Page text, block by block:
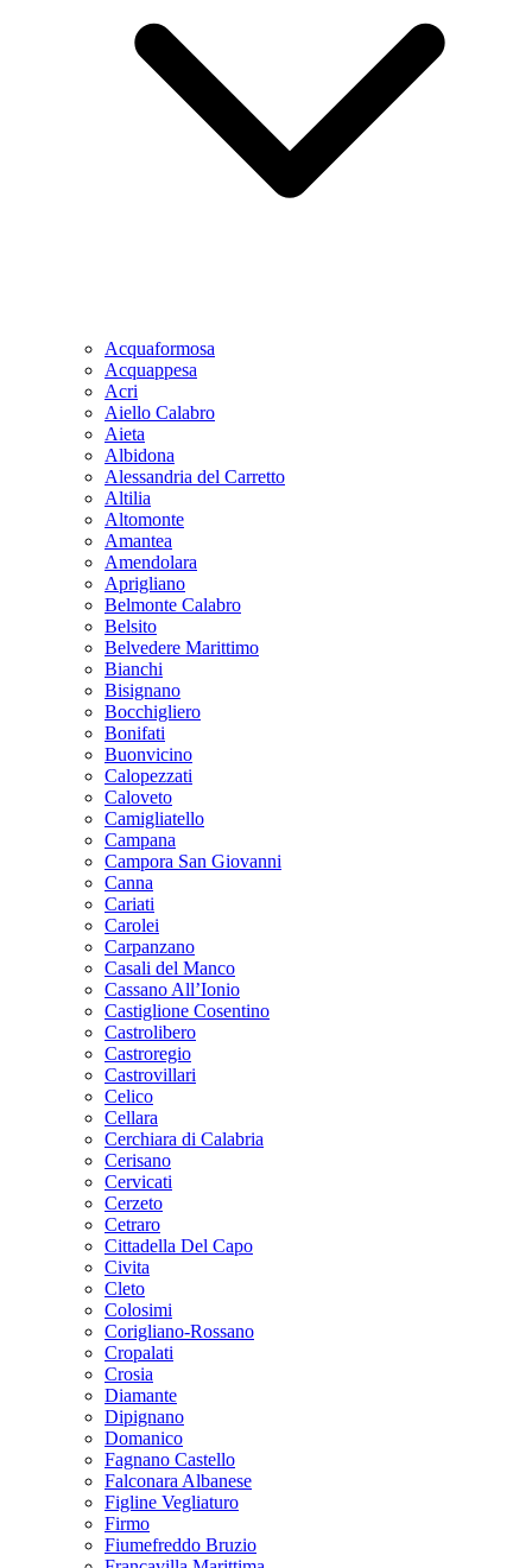
Acquaformosa
Acquappesa
Acri
Aiello Calabro
Aieta
Albidona
Alessandria del Carretto
Altilia
Altomonte
Amantea
Amendolara
Aprigliano
Belmonte Calabro
Belsito
Belvedere Marittimo
Bianchi
Bisignano
Bocchigliero
Bonifati
Buonvicino
Calopezzati
Caloveto
Camigliatello
Campana
Campora San Giovanni
Canna
Cariati
Carolei
Carpanzano
Casali del Manco
Cassano All’Ionio
Castiglione Cosentino
Castrolibero
Castroregio
Castrovillari
Celico
Cellara
Cerchiara di Calabria
Cerisano
Cervicati
Cerzeto
Cetraro
Cittadella Del Capo
Civita
Cleto
Colosimi
Corigliano-Rossano
Cropalati
Crosia
Diamante
Dipignano
Domanico
Fagnano Castello
Falconara Albanese
Figline Vegliaturo
Firmo
Fiumefreddo Bruzio